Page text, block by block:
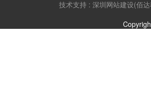
技术支持 : 深圳网站建设(佰